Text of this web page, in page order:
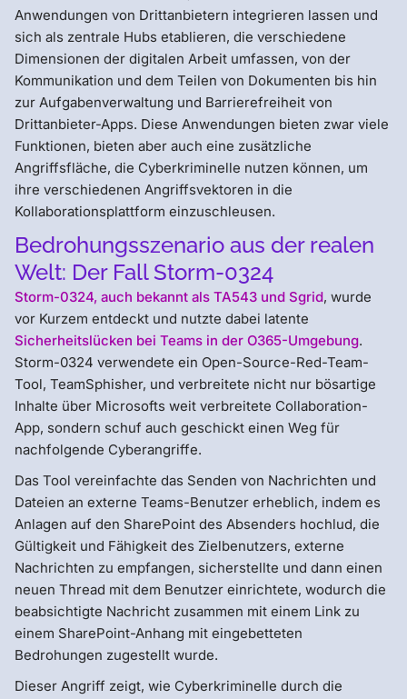
Anwendungen von Drittanbietern integrieren lassen und
sich als zentrale Hubs etablieren, die verschiedene
Dimensionen der digitalen Arbeit umfassen, von der
Kommunikation und dem Teilen von Dokumenten bis hin
zur Aufgabenverwaltung und Barrierefreiheit von
Drittanbieter-Apps. Diese Anwendungen bieten zwar viele
Funktionen, bieten aber auch eine zusätzliche
Angriffsfläche, die Cyberkriminelle nutzen können, um
ihre verschiedenen Angriffsvektoren in die
Kollaborationsplattform einzuschleusen.
Bedrohungsszenario aus der realen
Welt: Der Fall Storm-0324
Storm-0324, auch bekannt als TA543 und Sgrid, wurde
vor Kurzem entdeckt und nutzte dabei latente
Sicherheitslücken bei Teams in der O365-Umgebung.
Storm-0324 verwendete ein Open-Source-Red-Team-
Tool, TeamSphisher, und verbreitete nicht nur bösartige
Inhalte über Microsofts weit verbreitete Collaboration-
App, sondern schuf auch geschickt einen Weg für
nachfolgende Cyberangriffe.
Das Tool vereinfachte das Senden von Nachrichten und
Dateien an externe Teams-Benutzer erheblich, indem es
Anlagen auf den SharePoint des Absenders hochlud, die
Gültigkeit und Fähigkeit des Zielbenutzers, externe
Nachrichten zu empfangen, sicherstellte und dann einen
neuen Thread mit dem Benutzer einrichtete, wodurch die
beabsichtigte Nachricht zusammen mit einem Link zu
einem SharePoint-Anhang mit eingebetteten
Bedrohungen zugestellt wurde.
Dieser Angriff zeigt, wie Cyberkriminelle durch die